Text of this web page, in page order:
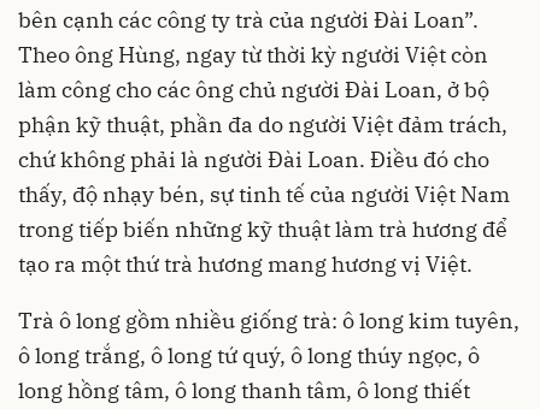
bên cạnh các công ty trà của người Đài Loan”.
Theo ông Hùng, ngay từ thời kỳ người Việt còn
làm công cho các ông chủ người Đài Loan, ở bộ
phận kỹ thuật, phần đa do người Việt đảm trách,
chứ không phải là người Đài Loan. Điều đó cho
thấy, độ nhạy bén, sự tinh tế của người Việt Nam
trong tiếp biến những kỹ thuật làm trà hương để
tạo ra một thứ trà hương mang hương vị Việt.
Trà ô long gồm nhiều giống trà: ô long kim tuyên,
ô long trắng, ô long tứ quý, ô long thúy ngọc, ô
long hồng tâm, ô long thanh tâm, ô long thiết